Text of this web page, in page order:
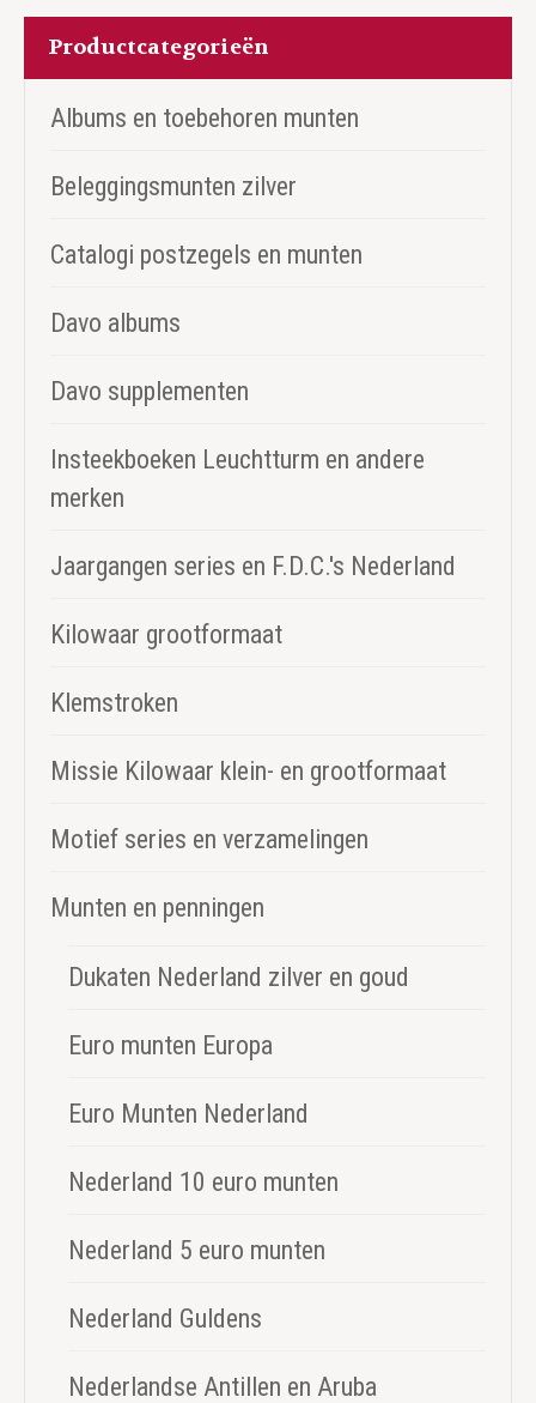
Productcategorieën
Albums en toebehoren munten
Beleggingsmunten zilver
Catalogi postzegels en munten
Davo albums
Davo supplementen
Insteekboeken Leuchtturm en andere
merken
Jaargangen series en F.D.C.'s Nederland
Kilowaar grootformaat
Klemstroken
Missie Kilowaar klein- en grootformaat
Motief series en verzamelingen
Munten en penningen
Dukaten Nederland zilver en goud
Euro munten Europa
Euro Munten Nederland
Nederland 10 euro munten
Nederland 5 euro munten
Nederland Guldens
Nederlandse Antillen en Aruba